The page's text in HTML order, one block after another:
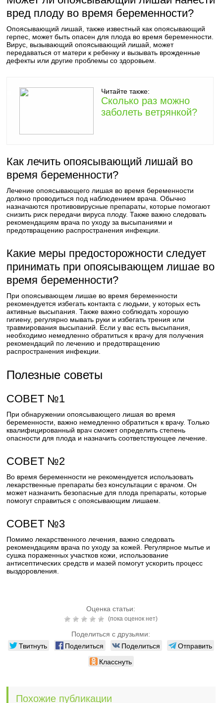
вред плоду во время беременности?
Опоясывающий лишай, также известный как опоясывающий
герпес, может быть опасен для плода во время беременности.
Вирус, вызывающий опоясывающий лишай, может
передаваться от матери к ребенку и вызывать врожденные
дефекты или другие проблемы со здоровьем.
Читайте также:
Сколько раз можно
заболеть ветрянкой?
Как лечить опоясывающий лишай во
время беременности?
Лечение опоясывающего лишая во время беременности
должно проводиться под наблюдением врача. Обычно
назначаются противовирусные препараты, которые помогают
снизить риск передачи вируса плоду. Также важно следовать
рекомендациям врача по уходу за высыпаниями и
предотвращению распространения инфекции.
Какие меры предосторожности следует
принимать при опоясывающем лишае во
время беременности?
При опоясывающем лишае во время беременности
рекомендуется избегать контакта с людьми, у которых есть
активные высыпания. Также важно соблюдать хорошую
гигиену, регулярно мывать руки и избегать трения или
травмирования высыпаний. Если у вас есть высыпания,
необходимо немедленно обратиться к врачу для получения
рекомендаций по лечению и предотвращению
распространения инфекции.
Полезные советы
СОВЕТ №1
При обнаружении опоясывающего лишая во время
беременности, важно немедленно обратиться к врачу. Только
квалифицированный врач сможет определить степень
опасности для плода и назначить соответствующее лечение.
СОВЕТ №2
Во время беременности не рекомендуется использовать
лекарственные препараты без консультации с врачом. Он
может назначить безопасные для плода препараты, которые
помогут справиться с опоясывающим лишаем.
СОВЕТ №3
Помимо лекарственного лечения, важно следовать
рекомендациям врача по уходу за кожей. Регулярное мытье и
сушка пораженных участков кожи, использование
антисептических средств и мазей помогут ускорить процесс
выздоровления.
Оценка статьи:
(пока оценок нет)
Поделиться с друзьями:
Твитнуть Поделиться Поделиться
Отправить
Класснуть
Похожие публикации